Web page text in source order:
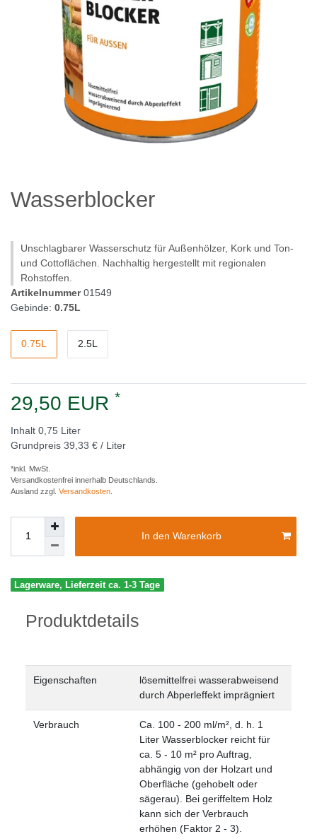
Wasserblocker
Unschlagbarer Wasserschutz für Außenhölzer, Kork und Ton-
und Cottoflächen. Nachhaltig hergestellt mit regionalen
Rohstoffen.
Artikelnummer01549
Gebinde: 0.75L
0.75L 2.5L
29,50 EUR *
Inhalt 0,75 Liter
Grundpreis 39,33 € / Liter
*inkl. MwSt.
Versandkostenfrei innerhalb Deutschlands.
Ausland zzgl. Versandkosten
In den Warenkorb
Lagerware, Lieferzeit ca. 1-3 Tage
Produktdetails
Eigenschaften lösemittelfrei wasserabweisend
durch Abperleffekt imprägniert
Verbrauch
Ca. 100 - 200 ml/m², d. h. 1
Liter Wasserblocker reicht für
ca. 5 - 10 m² pro Auftrag,
abhängig von der Holzart und
Oberfläche (gehobelt oder
sägerau). Bei geriffeltem Holz
kann sich der Verbrauch
erhöhen (Faktor 2 - 3).